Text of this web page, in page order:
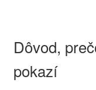
Dôvod,
pokazí